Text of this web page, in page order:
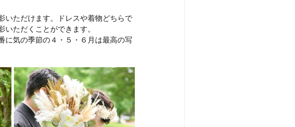
いただけます。ドレスや着物どちらで
ただくことができます。
に気の季節の４・５・６月は最高の写